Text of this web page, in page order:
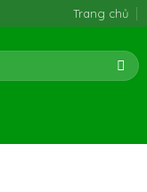
Trang chủ